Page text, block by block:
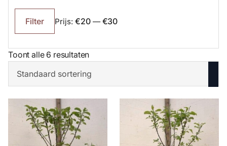
Min.
prijs
Max.
prijsFilter Prijs: €20—€30
Toont alle 6 resultaten